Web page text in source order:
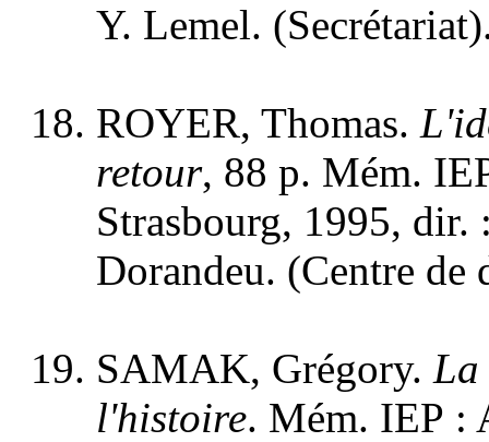
Y. Lemel.
ROYER, Thomas.
retour, 88 p. Mém.
Strasbourg, 1995, dir.
Dorandeu. (Centre
SAMAK, Grégory. La
l'histoire. Mém. IEP :